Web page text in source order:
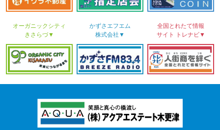
オーガニックシティ
きさらづ▼
かずさ エフエム
株式会社▼
全国とれたて情報
サイト
トレナビ▼